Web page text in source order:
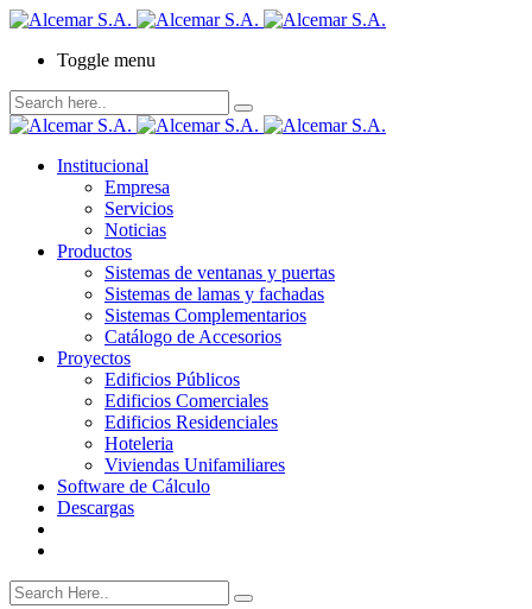
Toggle menu
Institucional
Empresa
Servicios
Noticias
Productos
Sistemas de ventanas y puertas
Sistemas de lamas y fachadas
Sistemas Complementarios
Catálogo de Accesorios
Proyectos
Edificios Públicos
Edificios Comerciales
Edificios Residenciales
Hoteleria
Viviendas Unifamiliares
Software de Cálculo
Descargas